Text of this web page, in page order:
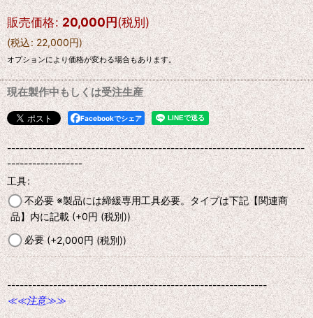
販売価格: 20,000円(税別)
(税込: 22,000円)
オプションにより価格が変わる場合もあります。
現在製作中もしくは受注生産
Facebookでシェア
-----------------------------------------------------------------------
------------------
工具:
不必要 ※製品には締緩専用工具必要。タイプは下記【関連商
品】内に記載(+0円 (税別))
必要(+2,000円 (税別))
--------------------------------------------------------------
≪≪注意≫≫